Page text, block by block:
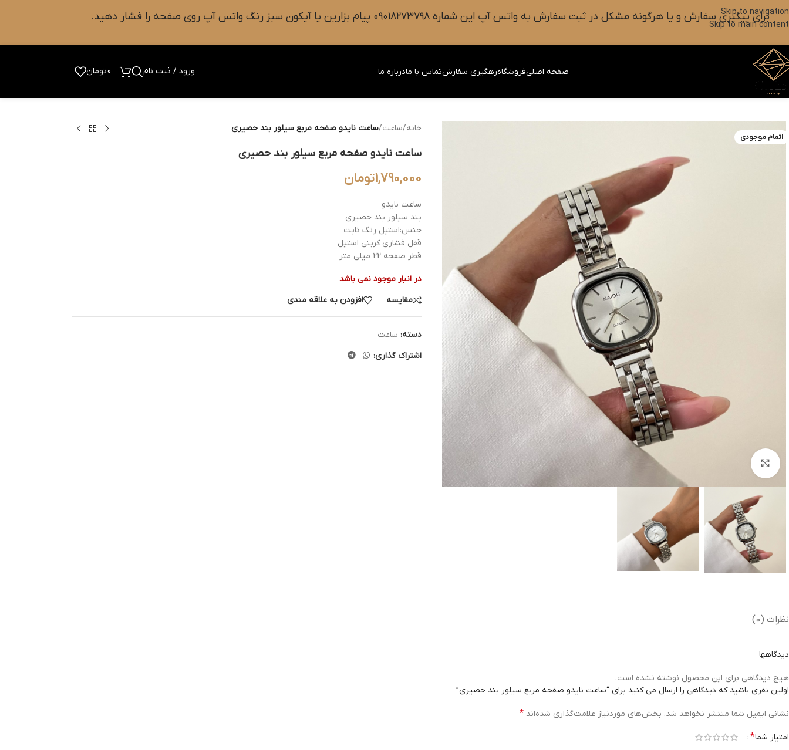
Skip to navigation
Skip to main content
برای پیگیری سفارش و یا هرگونه مشکل در ثبت سفارش به واتس آپ این شماره ۰۹۰۱۸۲۷۳۷۹۸ پیام بزارین یا آیکون سبز رنگ واتس آپ روی صفحه را فشار دهید.
صفحه اصلیفروشگاهرهگیری سفارشتماس با مادرباره ما ورود / ثبت نام 0تومان
اتمام موجودی
خانه/ساعت/ساعت نایدو صفحه مربع سیلور بند حصیری
ساعت نایدو صفحه مربع سیلور بند حصیری
1,790,000تومان
ساعت نایدو
بند سیلور بند حصیری
جنس:استیل رنگ ثابت
قفل فشاری کربنی استیل
قطر صفحه 22 میلی متر
در انبار موجود نمی باشد
مقایسه
افزودن به علاقه مندی
دسته: ساعت
اشتراک گذاری:
نظرات (0)
دیدگاهها
هیچ دیدگاهی برای این محصول نوشته نشده است.
اولین نفری باشید که دیدگاهی را ارسال می کنید برای “ساعت نایدو صفحه مربع سیلور بند حصیری”
نشانی ایمیل شما منتشر نخواهد شد. بخش‌های موردنیاز علامت‌گذاری شده‌اند *
امتیاز شما*